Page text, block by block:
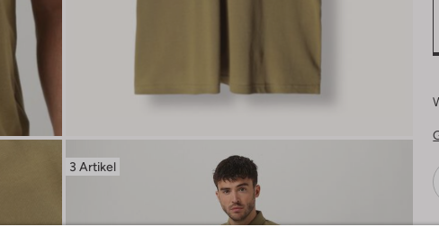
3 Artikel